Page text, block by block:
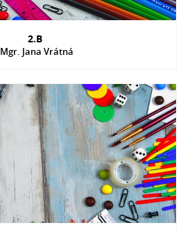
2.B
Mgr. Jana Vrátná